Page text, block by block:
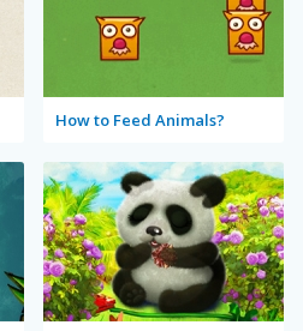
How to Feed Animals?